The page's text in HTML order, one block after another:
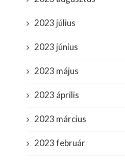
2023 július
2023 június
2023 május
2023 április
2023 március
2023 február